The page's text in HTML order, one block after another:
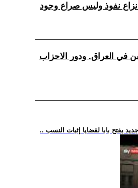
في العراق. ودور الاحزاب
يفتح بابا لقضايا إثبات النسب